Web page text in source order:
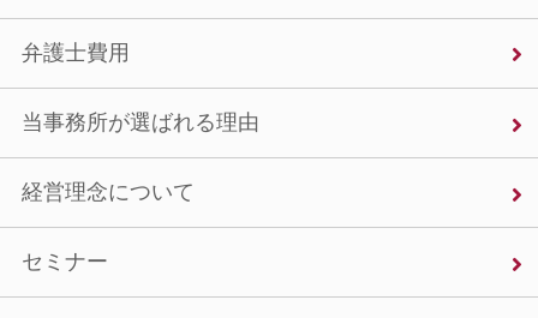
弁護士費用
当事務所が選ばれる理由
経営理念について
セミナー